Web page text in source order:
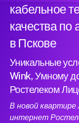
кабельное
качества
в Пскове
Уникальные
Wink, Умному
Ростелеком
В новой квартире
интернет